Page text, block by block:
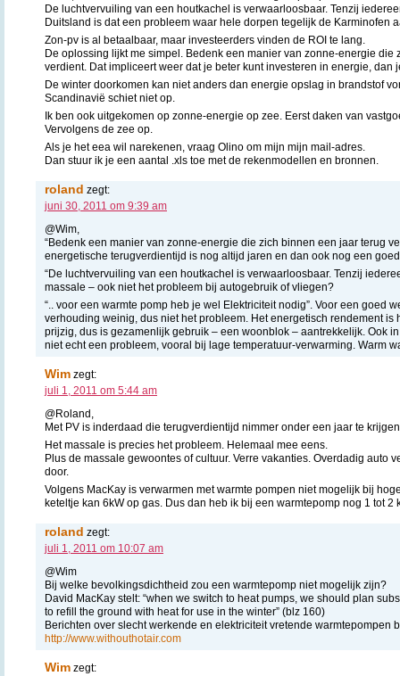
De luchtvervuiling van een houtkachel is verwaarloosbaar. Tenzij
Duitsland is dat een probleem waar hele dorpen tegelijk de Karminofen
Zon-pv is al betaalbaar, maar investeerders vinden de ROI te lang.
De oplossing lijkt me simpel. Bedenk een manier van zonne-energie die
verdient. Dat impliceert weer dat je beter kunt investeren in energie, dan
De winter doorkomen kan niet anders dan energie opslag in brandstof
Scandinavië schiet niet op.
Ik ben ook uitgekomen op zonne-energie op zee. Eerst daken van
Vervolgens de zee op.
Als je het eea wil narekenen, vraag Olino om mijn mijn mail-adres.
Dan stuur ik je een aantal .xls toe met de rekenmodellen en bronnen.
roland zegt:
juni 30, 2011 om 9:39 am
@Wim,
“Bedenk een manier van zonne-energie die zich binnen een jaar terug
energetische terugverdientijd is nog altijd jaren en dan ook nog een
“De luchtvervuiling van een houtkachel is verwaarloosbaar. Tenzij
massale – ook niet het probleem bij autogebruik of vliegen?
“.. voor een warmte pomp heb je wel Elektriciteit nodig”. Voor een goed
verhouding weinig, dus niet het probleem. Het energetisch rendement is
prijzig, dus is gezamenlijk gebruik – een woonblok – aantrekkelijk. Ook
niet echt een probleem, vooral bij lage temperatuur-verwarming. Warm
Wim zegt:
juli 1, 2011 om 5:44 am
@Roland,
Met PV is inderdaad die terugverdientijd nimmer onder een jaar te
Het massale is precies het probleem. Helemaal mee eens.
Plus de massale gewoontes of cultuur. Verre vakanties. Overdadig auto
door.
Volgens MacKay is verwarmen met warmte pompen niet mogelijk bij
keteltje kan 6kW op gas. Dus dan heb ik bij een warmtepomp nog 1 tot 2
roland zegt:
juli 1, 2011 om 10:07 am
@Wim
Bij welke bevolkingsdichtheid zou een warmtepomp niet mogelijk zijn?
David MacKay stelt: “when we switch to heat pumps, we should plan
to refill the ground with heat for use in the winter” (blz 160)
Berichten over slecht werkende en elektriciteit vretende warmtepompen
http://www.withouthotair.com
Wim zegt: